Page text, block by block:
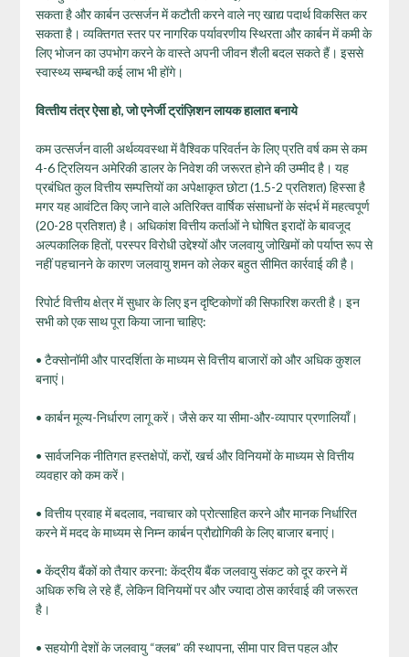
सकता है और कार्बन उत्सर्जन में कटौती करने वाले नए खाद्य पदार्थ विकसित कर
सकता है। व्यक्तिगत स्‍तर पर नागरिक पर्यावरणीय स्थिरता और कार्बन में कमी के
लिए भोजन का उपभोग करने के वास्‍ते अपनी जीवन शैली बदल सकते हैं। इससे
स्वास्थ्य सम्‍बन्‍धी कई लाभ भी होंगे।
वित्‍तीय तंत्र ऐसा हो, जो एनेर्जी ट्रांज़िशन लायक हालात बनाये
कम उत्सर्जन वाली अर्थव्यवस्था में वैश्विक परिवर्तन के लिए प्रति वर्ष कम से कम
4-6 ट्रिलियन अमेरिकी डालर के निवेश की जरूरत होने की उम्मीद है। यह
प्रबंधित कुल वित्तीय सम्‍पत्तियों का अपेक्षाकृत छोटा (1.5-2 प्रतिशत) हिस्सा है
मगर यह आवंटित किए जाने वाले अतिरिक्त वार्षिक संसाधनों के संदर्भ में महत्वपूर्ण
(20-28 प्रतिशत) है। अधिकांश वित्तीय कर्ताओं ने घोषित इरादों के बावजूद
अल्‍पकालिक हितों, परस्पर विरोधी उद्देश्यों और जलवायु जोखिमों को पर्याप्त रूप से
नहीं पहचानने के कारण जलवायु शमन को लेकर बहुत सीमित कार्रवाई की है।
रिपोर्ट वित्तीय क्षेत्र में सुधार के लिए इन दृष्टिकोणों की सिफारिश करती है। इन
सभी को एक साथ पूरा किया जाना चाहिए:
• टैक्सोनॉमी और पारदर्शिता के माध्यम से वित्तीय बाजारों को और अधिक कुशल
बनाएं।
• कार्बन मूल्य-निर्धारण लागू करें। जैसे कर या सीमा-और-व्यापार प्रणालियाँ।
• सार्वजनिक नीतिगत हस्तक्षेपों, करों, खर्च और विनियमों के माध्यम से वित्तीय
व्यवहार को कम करें।
• वित्तीय प्रवाह में बदलाव, नवाचार को प्रोत्साहित करने और मानक निर्धारित
करने में मदद के माध्यम से निम्न कार्बन प्रौद्योगिकी के लिए बाजार बनाएं।
• केंद्रीय बैंकों को तैयार करना: केंद्रीय बैंक जलवायु संकट को दूर करने में
अधिक रुचि ले रहे हैं, लेकिन विनियमों पर और ज्‍यादा ठोस कार्रवाई की जरूरत
है।
• सहयोगी देशों के जलवायु “क्लब” की स्थापना, सीमा पार वित्त पहल और